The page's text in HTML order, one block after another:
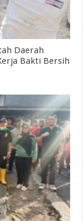
Daerah
Bakti Bersih